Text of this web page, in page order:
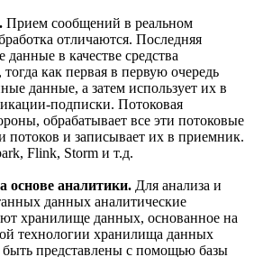
Прием сообщений в реальном
отличаются. Последняя
в качестве средства
как первая в первую очередь
данные, а затем использует их в
подписки. Потоковая
обрабатывает все эти потоковые
потоков и записывает их в приемник.
Flink, Storm и т.д.
аналитики. Для анализа и
данных аналитические
хранилище данных, основанное на
технологии хранилища данных
представлены с помощью базы